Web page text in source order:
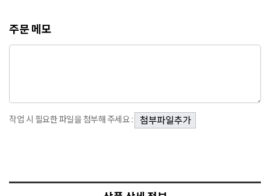
주문 메모
작업 시 필요한 파일을 첨부해 주세요 :